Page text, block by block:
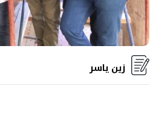
زين ياسر